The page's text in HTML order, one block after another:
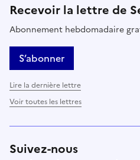
Recevoir la lettre de
Abonnement hebdomadaire
S’abonner
Lire la dernière lettre
Voir toutes les lettres
Suivez-nous